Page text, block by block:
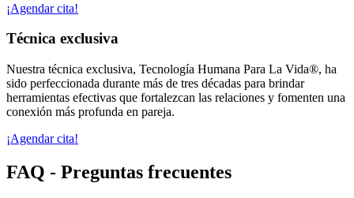
¡Agendar cita!
Técnica exclusiva
Nuestra técnica exclusiva, Tecnología Humana Para La Vida®, ha
sido perfeccionada durante más de tres décadas para brindar
herramientas efectivas que fortalezcan las relaciones y fomenten una
conexión más profunda en pareja.
¡Agendar cita!
FAQ - Preguntas frecuentes